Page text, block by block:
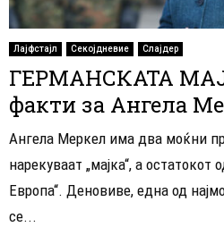
Лајфстајл Секојдневие Слајдер
ГЕРМАНСКАТА
факти за Ангела
Ангела Меркел има два моќни
нарекуваат „мајка“, а остатокот
Европа“. Деновиве, една од
се...